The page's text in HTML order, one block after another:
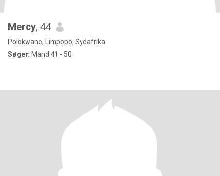
Mercy, 44
Polokwane, Limpopo, Sydafrika
Søger: Mand 41 - 50